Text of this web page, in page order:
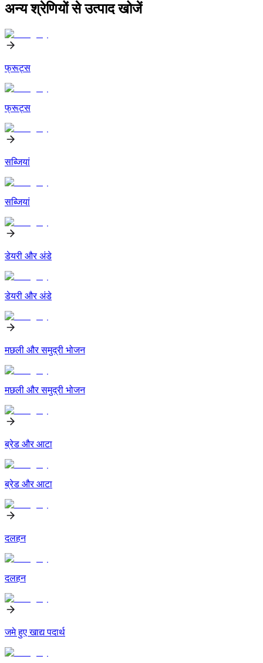
अन्य श्रेणियों से उत्पाद खोजें
फ्रूट्स
फ्रूट्स
सब्जियां
सब्जियां
डेयरी और अंडे
डेयरी और अंडे
मछली और समुद्री भोजन
मछली और समुद्री भोजन
ब्रेड और आटा
ब्रेड और आटा
दलहन
दलहन
जमे हुए खाद्य पदार्थ